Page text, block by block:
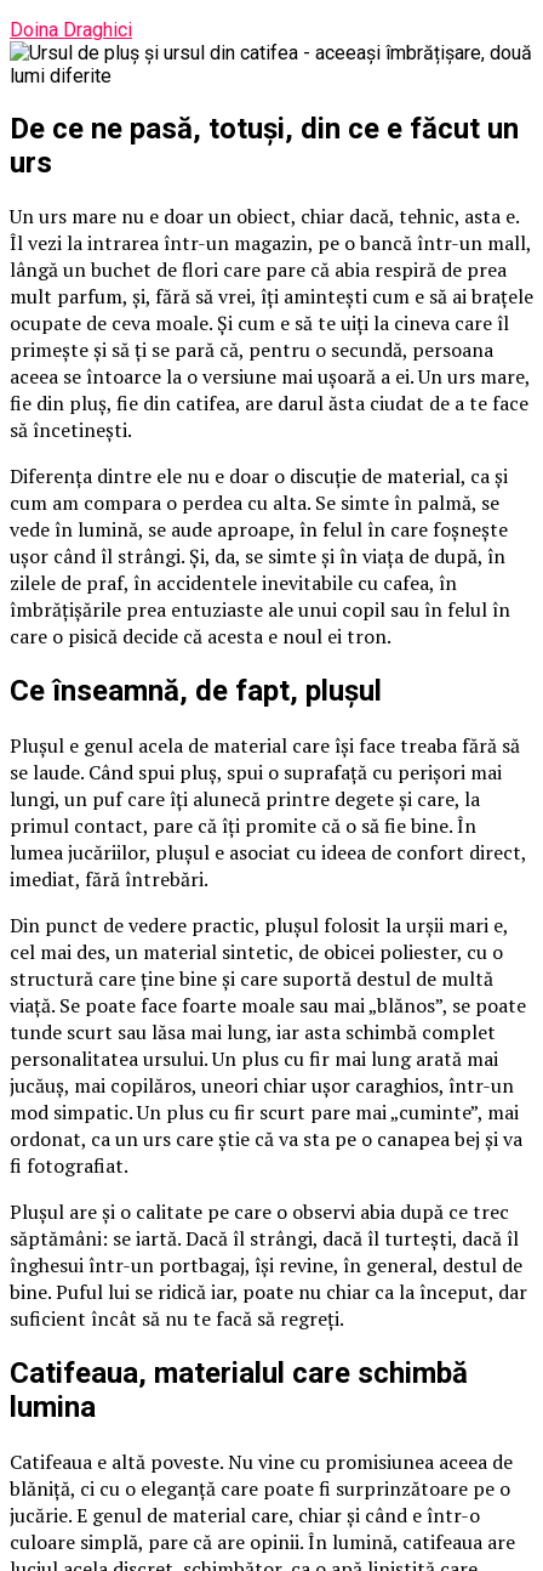
Doina Draghici
De ce ne pasă, totuși, din ce e făcut un
urs
Un urs mare nu e doar un obiect, chiar dacă, tehnic, asta e.
Îl vezi la intrarea într-un magazin, pe o bancă într-un mall,
lângă un buchet de flori care pare că abia respiră de prea
mult parfum, și, fără să vrei, îți amintești cum e să ai brațele
ocupate de ceva moale. Și cum e să te uiți la cineva care îl
primește și să ți se pară că, pentru o secundă, persoana
aceea se întoarce la o versiune mai ușoară a ei. Un urs mare,
fie din pluș, fie din catifea, are darul ăsta ciudat de a te face
să încetinești.
Diferența dintre ele nu e doar o discuție de material, ca și
cum am compara o perdea cu alta. Se simte în palmă, se
vede în lumină, se aude aproape, în felul în care foșnește
ușor când îl strângi. Și, da, se simte și în viața de după, în
zilele de praf, în accidentele inevitabile cu cafea, în
îmbrățișările prea entuziaste ale unui copil sau în felul în
care o pisică decide că acesta e noul ei tron.
Ce înseamnă, de fapt, plușul
Plușul e genul acela de material care își face treaba fără să
se laude. Când spui pluș, spui o suprafață cu perișori mai
lungi, un puf care îți alunecă printre degete și care, la
primul contact, pare că îți promite că o să fie bine. În
lumea jucăriilor, plușul e asociat cu ideea de confort direct,
imediat, fără întrebări.
Din punct de vedere practic, plușul folosit la urșii mari e,
cel mai des, un material sintetic, de obicei poliester, cu o
structură care ține bine și care suportă destul de multă
viață. Se poate face foarte moale sau mai „blănos”, se poate
tunde scurt sau lăsa mai lung, iar asta schimbă complet
personalitatea ursului. Un plus cu fir mai lung arată mai
jucăuș, mai copilăros, uneori chiar ușor caraghios, într-un
mod simpatic. Un plus cu fir scurt pare mai „cuminte”, mai
ordonat, ca un urs care știe că va sta pe o canapea bej și va
fi fotografiat.
Plușul are și o calitate pe care o observi abia după ce trec
săptămâni: se iartă. Dacă îl strângi, dacă îl turtești, dacă îl
înghesui într-un portbagaj, își revine, în general, destul de
bine. Puful lui se ridică iar, poate nu chiar ca la început, dar
suficient încât să nu te facă să regreți.
Catifeaua, materialul care schimbă
lumina
Catifeaua e altă poveste. Nu vine cu promisiunea aceea de
blăniță, ci cu o eleganță care poate fi surprinzătoare pe o
jucărie. E genul de material care, chiar și când e într-o
culoare simplă, pare că are opinii. În lumină, catifeaua are